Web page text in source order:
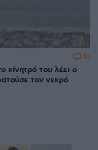
κίνητρό του λέει ο
τον νεκρό
10